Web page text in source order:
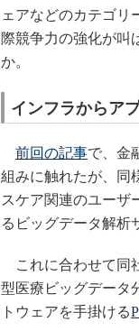
ェアなどのカテゴリ
際競争力の強化が叫
か。
インフラからア
前回の記事で、金
組みに触れたが、同
スケア関連のユーザ
るビッグデータ解析
これに合わせて同
型医療ビッグデータ
トウェアを手掛ける